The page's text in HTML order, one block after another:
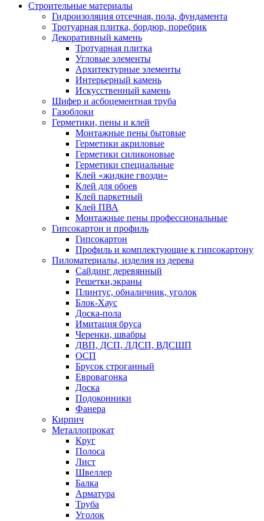
Строительные материалы
Гидроизоляция отсечная, пола, фундамента
Тротуарная плитка, бордюр, поребрик
Декоративный камень
Тротуарная плитка
Угловые элементы
Архитектурные элементы
Интерьерный камень
Искусственный камень
Шифер и асбоцементная труба
Газоблоки
Герметики, пены и клей
Монтажные пены бытовые
Герметики акриловые
Герметики силиконовые
Герметики специальные
Клей «жидкие гвозди»
Клей для обоев
Клей паркетный
Клей ПВА
Монтажные пены профессиональные
Гипсокартон и профиль
Гипсокартон
Профиль и комплектующие к гипсокартону
Пиломатериалы, изделия из дерева
Сайдинг деревянный
Решетки,экраны
Плинтус, обналичник, уголок
Блок-Хаус
Доска-пола
Имитация бруса
Черенки, швабры
ДВП, ДСП, ЛДСП, ВДСШП
ОСП
Брусок строганный
Евровагонка
Доска
Подоконники
Фанера
Кирпич
Металлопрокат
Круг
Полоса
Лист
Швеллер
Балка
Арматура
Труба
Уголок